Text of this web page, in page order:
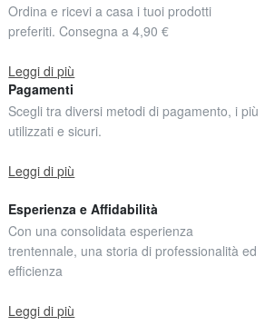
Ordina e ricevi a casa i tuoi prodotti
preferiti. Consegna a 4,90 €
Leggi di più
Pagamenti
Scegli tra diversi metodi di pagamento, i più
utilizzati e sicuri.
Leggi di più
Esperienza e Affidabilità
Con una consolidata esperienza
trentennale, una storia di professionalità ed
efficienza
Leggi di più